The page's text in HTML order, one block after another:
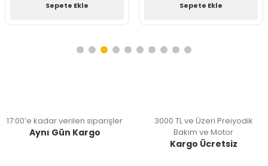
Sepete Ekle Sepete Ekle
17:00’e kadar verilen siparişler
Aynı Gün Kargo
3000 TL ve Üzeri Preiyodik
Bakım ve Motor
Kargo Ücretsiz